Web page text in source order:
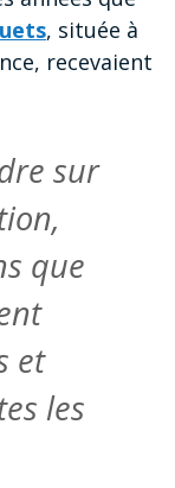
, située à
recevaient
sur
que
et
les